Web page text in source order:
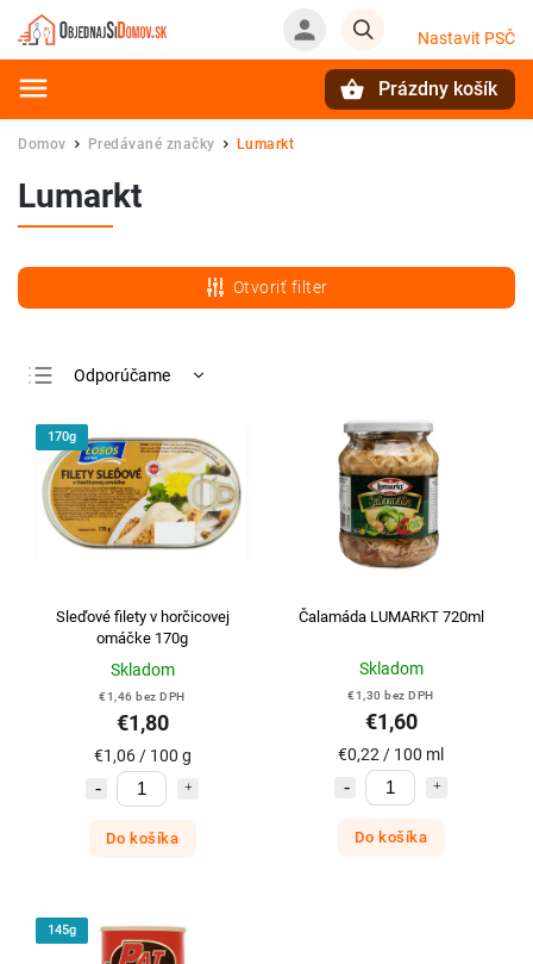
Nastavit PSČ
Prázdny košík
Domov / Predávané značky / Lumarkt
Lumarkt
Otvoriť filter
Odporúčame
Najdrahšie
Najpredávanejšie
Abecedne
170g
Sleďové filety v horčicovej
omáčke 170g
Skladom
€1,46 bez DPH
€1,80
€1,06 / 100 g
Do košíka
Čalamáda LUMARKT 720ml
Skladom
€1,30 bez DPH
€1,60
€0,22 / 100 ml
Do košíka
145g